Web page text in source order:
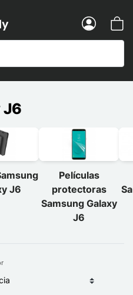
y accesorios para
J6
J6
Películas
protectoras
Samsung Galaxy
J6